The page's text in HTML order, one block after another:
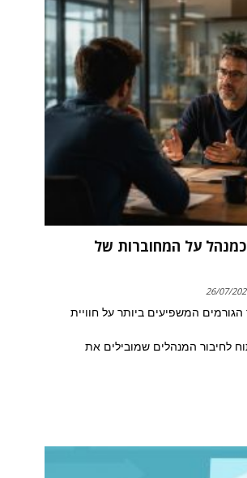
על המחוברות של
26/07/
המשפיעים ביותר על חוויית
לחיבור המנהלים שמובילים את